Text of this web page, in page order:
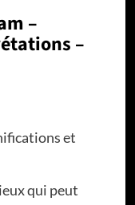
–
–
et
qui peut